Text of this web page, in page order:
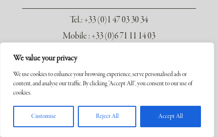
We value your privacy
We use cookies to enhance your browsing experience, serve personalised ads or
content, and analyse our traffic. By clicking "Accept All", you consent to our use of
cookies.
Customise Reject All Accept All
Tel.: +33 (0)1 47 03 30 34
Mobile : +33 (0)6 71 11 14 03
Copyright ©2026 Galerie Xavier Seydoux. Tous droits réservés.